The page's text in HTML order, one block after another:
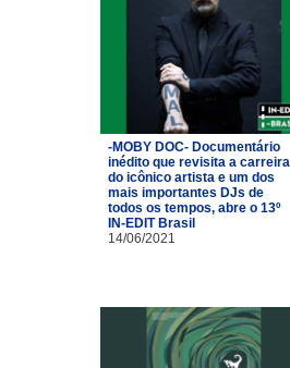
-MOBY DOC- Documentário
inédito que revisita a carreira
do icônico artista e um dos
mais importantes DJs de
todos os tempos, abre o 13º
IN-EDIT Brasil
14/06/2021